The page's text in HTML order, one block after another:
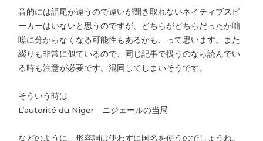
音的には語尾が違うので違いが聞き取れないネイティブスピ
ーカーはいないと思うのですが、どちらがどちらだったか咄
嗟に分からなくなる可能性もあるかも、って思います。また
綴りも非常に似ているので、同じ記事で扱うのなら読んでい
る時も注意が必要です。混同してしまいそうです。
そういう時は
L’autorité du Niger ニジェールの当局
などのように、形容詞は使わずに国名を使うのでしょうね。